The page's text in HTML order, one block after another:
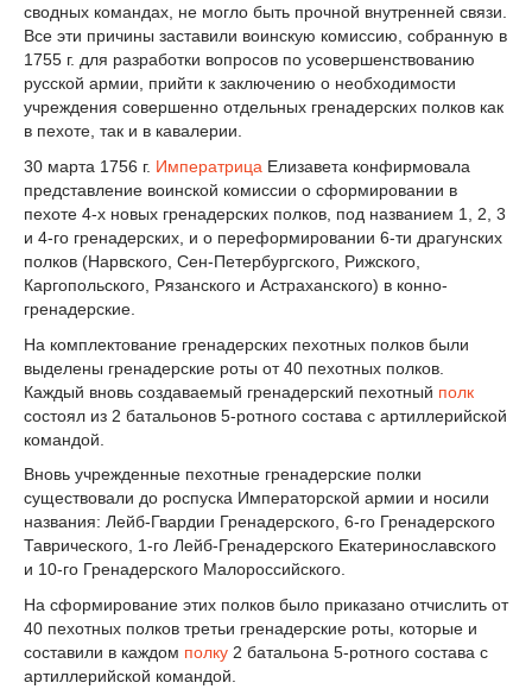
сводных командах, не могло быть прочной внутренней связи.
Все эти причины заставили воинскую комиссию, собранную в
1755 г. для разработки вопросов по усовершенствованию
русской армии, прийти к заключению о необходимости
учреждения совершенно отдельных гренадерских полков как
в пехоте, так и в кавалерии.
30 марта 1756 г. Императрица Елизавета конфирмовала
представление воинской комиссии о сформировании в
пехоте 4-х новых гренадерских полков, под названием 1, 2, 3
и 4-го гренадерских, и о переформировании 6-ти драгунских
полков (Нарвского, Сен-Петербургского, Рижского,
Каргопольского, Рязанского и Астраханского) в конно-
гренадерские.
На комплектование гренадерских пехотных полков были
выделены гренадерские роты от 40 пехотных полков.
Каждый вновь создаваемый гренадерский пехотный полк
состоял из 2 батальонов 5-ротного состава с артиллерийской
командой.
Вновь учрежденные пехотные гренадерские полки
существовали до роспуска Императорской армии и носили
названия: Лейб-Гвардии Гренадерского, 6-го Гренадерского
Таврического, 1-го Лейб-Гренадерского Екатеринославского
и 10-го Гренадерского Малороссийского.
На сформирование этих полков было приказано отчислить от
40 пехотных полков третьи гренадерские роты, которые и
составили в каждом полку 2 батальона 5-ротного состава с
артиллерийской командой.